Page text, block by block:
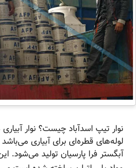
نوار تیپ اسدآباد چیست؟ نوار
لوله‌های قطره‌ای برای آبیاری
آبگستر فرا پارسیان تولید می‌شود.